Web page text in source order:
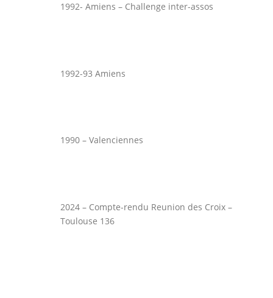
1992- Amiens – Challenge inter-assos
1992-93 Amiens
1990 – Valenciennes
2024 – Compte-rendu Reunion des Croix –
Toulouse 136